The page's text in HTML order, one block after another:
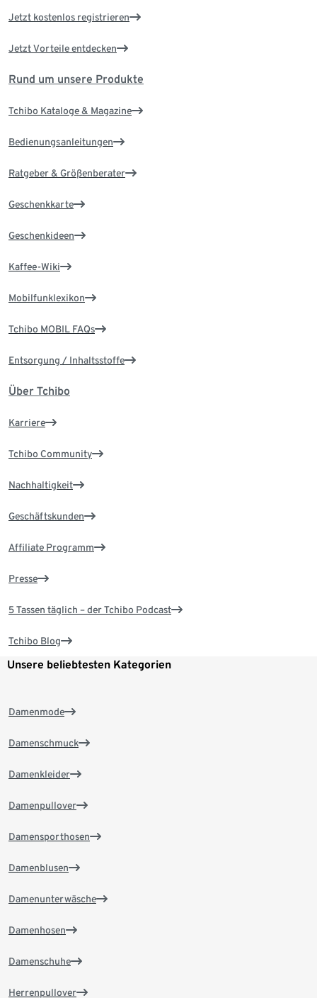
Jetzt kostenlos registrieren
Jetzt Vorteile entdecken
Rund um unsere Produkte
Tchibo Kataloge & Magazine
Bedienungsanleitungen
Ratgeber & Größenberater
Geschenkkarte
Geschenkideen
Kaffee-Wiki
Mobilfunklexikon
Tchibo MOBIL FAQs
Entsorgung / Inhaltsstoffe
Über Tchibo
Karriere
Tchibo Community
Nachhaltigkeit
Geschäftskunden
Affiliate Programm
Presse
5 Tassen täglich – der Tchibo Podcast
Tchibo Blog
Unsere beliebtesten Kategorien
Damenmode
Damenschmuck
Damenkleider
Damenpullover
Damensporthosen
Damenblusen
Damenunterwäsche
Damenhosen
Damenschuhe
Herrenpullover